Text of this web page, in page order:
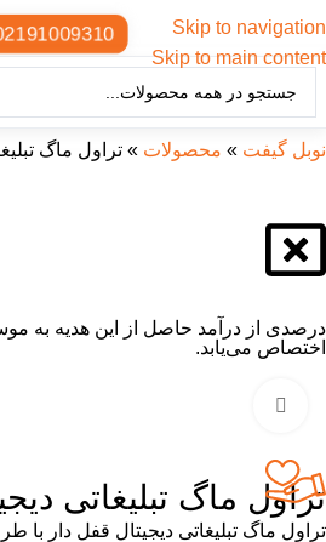
Skip to navigation
Skip to main content
نوبل گیفت » محصولات » تراول ماگ
درصدی از درآمد حاصل از این هدیه به
اختصاص می‌یابد.
تراول ماگ تبلیغاتی
تراول ماگ تبلیغاتی دیجیتال قفل دار با